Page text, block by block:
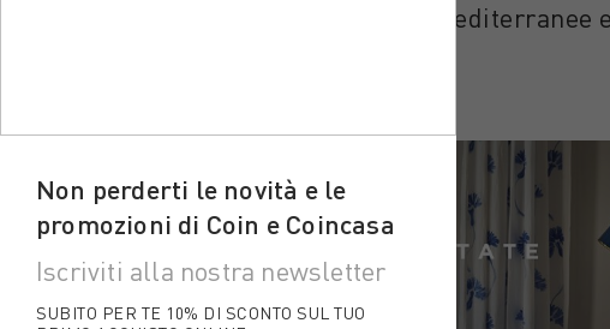
I colori del mare, le fantasie
Non perderti le novità e le
promozioni di Coin e Coincasa
Iscriviti alla nostra newsletter
SUBITO PER TE 10% DI SCONTO SUL TUO